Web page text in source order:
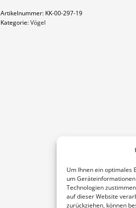
Um Ihnen ein optimales
um
Technologien
auf dieser Website
zurückziehen, können
Artikelnummer: KK-00-297-19
Kategorie:Vögel